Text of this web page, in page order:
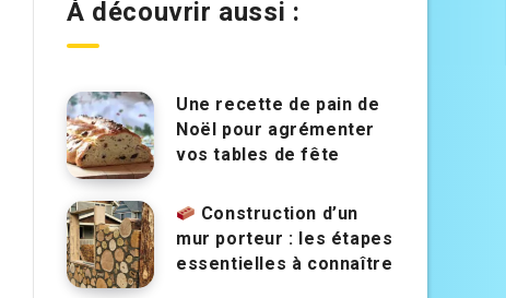
À découvrir aussi :
Une recette de pain de
Noël pour agrémenter
vos tables de fête
Construction d’un
mur porteur : les étapes
essentielles à connaître